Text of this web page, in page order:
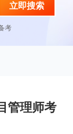
立即搜索
考
管理师考